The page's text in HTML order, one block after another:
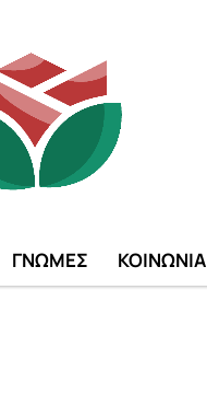
ΓΝΩΜΕΣ ΚΟΙΝΩΝΙΑ